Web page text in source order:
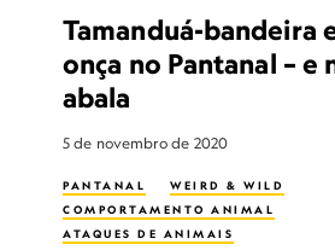
Tamanduá-bandeira
onça no Pantanal – e
abala
5 de novembro de 2020
PANTANAL
WEIRD & WILD
COMPORTAMENTO ANIMAL
ATAQUES DE ANIMAIS